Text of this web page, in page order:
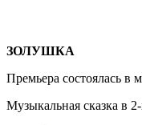
ЗОЛУШКА
Премьера состоялась в
Музыкальная сказка в